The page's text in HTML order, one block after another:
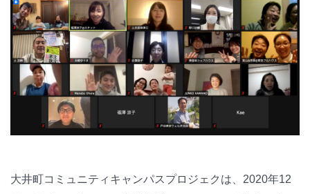
大井町コミュニティキャンパスプロジェクは、2020年12